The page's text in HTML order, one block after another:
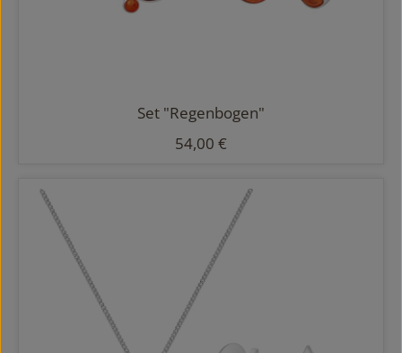
Set "Regenbogen"
Regulärer Preis:
54,00 €